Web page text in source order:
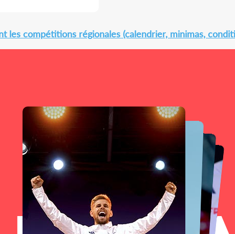
les compétitions régionales (calendrier, minimas,